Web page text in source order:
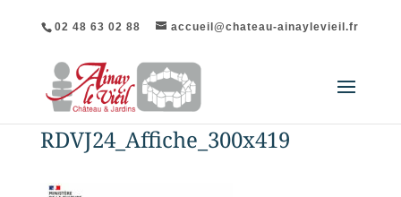
02 48 63 02 88 accueil@chateau-ainaylevieil.fr
RDVJ24_Affiche_300x419